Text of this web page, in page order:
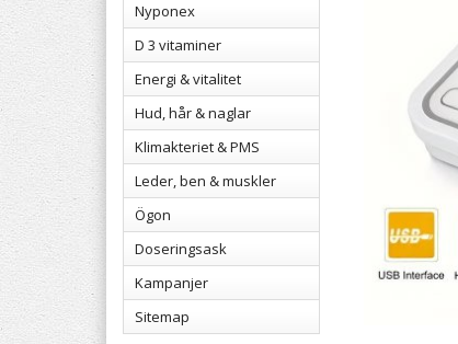
Nyponex
D 3 vitaminer
Energi & vitalitet
Hud, hår & naglar
Klimakteriet & PMS
Leder, ben & muskler
Ögon
Doseringsask
Kampanjer
Sitemap